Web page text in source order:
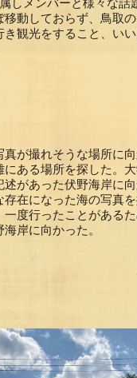
しメンバーと様々な
動しておらず、鳥取
観光をすること、い
が撮れそうな場所に
ある場所を探した。
述があった伏野海岸に
在になった海の写真
度行ったことがある
岸に向かった。